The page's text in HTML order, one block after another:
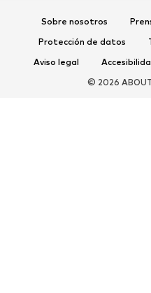
Exclusivo
Sobre nosotros
Protección de datos
Aviso legal
© 2026